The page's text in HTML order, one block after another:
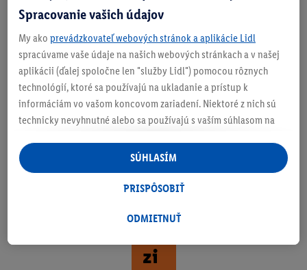
fu
nk
čn
é
o
bl
eč
en
zi
Spracovanie vašich údajov
My ako prevádzkovateľ webových stránok a aplikácie Lidl
spracúvame vaše údaje na našich webových stránkach a v našej
aplikácii (ďalej spoločne len "služby Lidl") pomocou rôznych
technológií, ktoré sa používajú na ukladanie a prístup k
informáciám vo vašom koncovom zariadení. Niektoré z nich sú
technicky nevyhnutné alebo sa používajú s vaším súhlasom na
personalizovanú reklamu v rámci služieb Lidl aj mimo nich. Ak
ste účastníkom programu Lidl Plus, na tieto účely sa spracúvajú
aj údaje z vášho nákupného správania v obchode.
následne si vytvoríte účet Lidl Plus alebo sa prihlásite do svojho
tiež vytvoriť špeciálny online identifikátor z e-mailovej adresy,
ktorú tam uvediete, aby sme vás mohli rozpoznať v službách
ODMIETNUŤ
PRISPÔSOBIŤ
SÚHLASÍM